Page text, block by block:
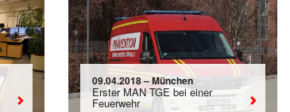
09.04.2018 – München
Erster MAN TGE bei einer
Feuerwehr